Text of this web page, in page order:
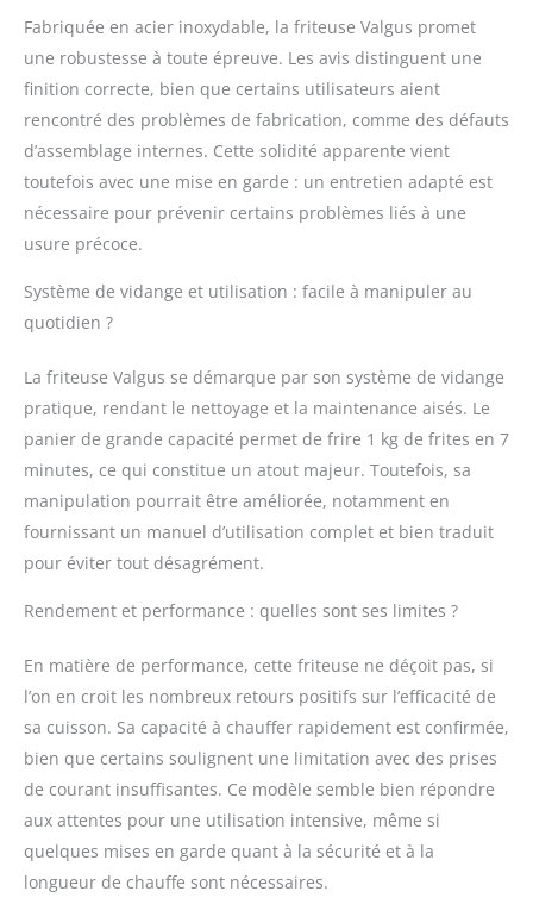
panier le rend facile à
ranger. GRANDE
CAPACITÉ DE 10L :
Réservoir de 10L
(environ 1,5 kg de frites
à la fois). Les volumes
d'huile max et min sont
gravés dans le réservoir
(volume d'huile max
Idéal pour les
que les restaurants, les
supermarchés, les
stands de restauration
rapide, les snack-bars,
les fêtes, les grandes
familles, etc. Plus sûr :
les déflecteurs
empêchent le panier
d'entrer directement en
de chauffage et
des résidus
alimentaires.
Couvercles avec
poignée pour un
chauffage rapide et une
protection. La
protection contre la
surchauffe coupe
l'alimentation si la
Fabriquée en acier inoxydable, la friteuse Valgus promet
une robustesse à toute épreuve. Les avis distinguent une
finition correcte, bien que certains utilisateurs aient
rencontré des problèmes de fabrication, comme des défauts
d’assemblage internes. Cette solidité apparente vient
toutefois avec une mise en garde : un entretien adapté est
nécessaire pour prévenir certains problèmes liés à une
usure précoce.
Système de vidange et utilisation : facile à manipuler au
quotidien ?
La friteuse Valgus se démarque par son système de vidange
pratique, rendant le nettoyage et la maintenance aisés. Le
panier de grande capacité permet de frire 1 kg de frites en 7
minutes, ce qui constitue un atout majeur. Toutefois, sa
manipulation pourrait être améliorée, notamment en
fournissant un manuel d’utilisation complet et bien traduit
pour éviter tout désagrément.
Rendement et performance : quelles sont ses limites ?
En matière de performance, cette friteuse ne déçoit pas, si
l’on en croit les nombreux retours positifs sur l’efficacité de
sa cuisson. Sa capacité à chauffer rapidement est confirmée,
bien que certains soulignent une limitation avec des prises
de courant insuffisantes. Ce modèle semble bien répondre
aux attentes pour une utilisation intensive, même si
quelques mises en garde quant à la sécurité et à la
longueur de chauffe sont nécessaires.